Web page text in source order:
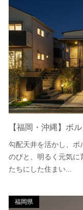
【福岡・沖縄】ボ
勾配天井を活かし、ボ
のびと、明るく元気に
たちにした住まい...
福岡県